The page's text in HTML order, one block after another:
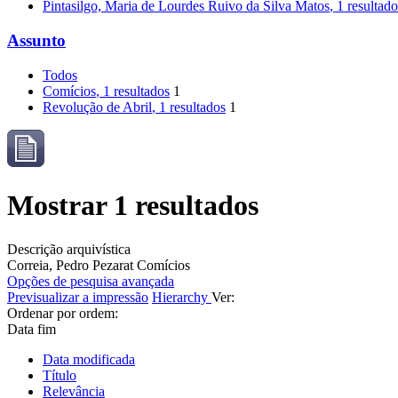
Pintasilgo, Maria de Lourdes Ruivo da Silva Matos, 1
Assunto
Todos
Comícios, 1 resultados 1
Revolução de Abril, 1 resultados 1
Mostrar 1 resultados
Descrição arquivística
Correia, Pedro Pezarat Comícios
Opções de pesquisa avançada
Previsualizar a impressão Hierarchy Ver:
Ordenar por ordem:
Data fim
Data modificada
Título
Relevância